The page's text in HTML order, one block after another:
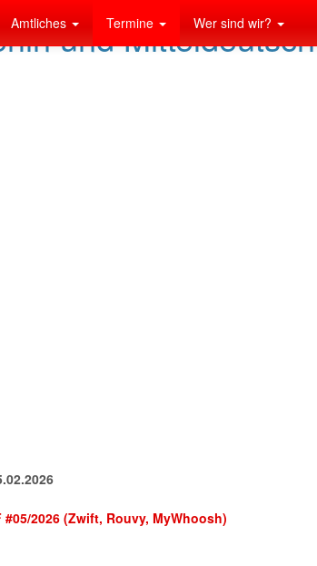
Amtliches Termine Wer sind wir?
und
2026 (Zwift, Rouvy, MyWhoosh)